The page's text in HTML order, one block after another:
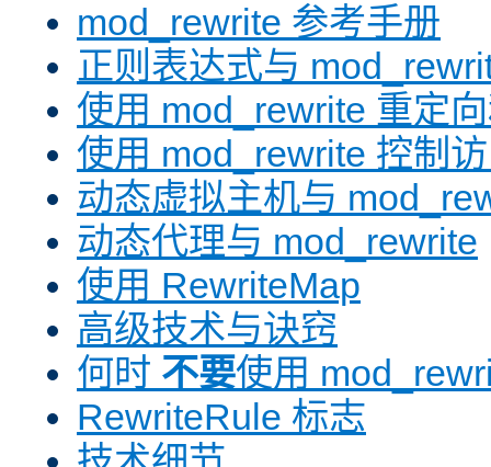
mod_rewrite 参考手册
正则表达式与
使用 mod_rewrite 重定
使用 mod_rewrite 控制
动态虚拟主机与
动态代理与 mod_rewrite
使用 RewriteMap
高级技术与诀窍
何时 不要使用
RewriteRule 标志